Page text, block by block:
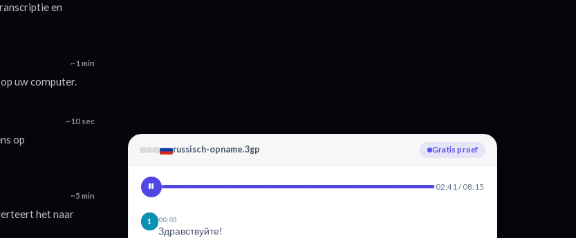
en
~1 min
uw computer.
~10 sec
op
~5 min
het naar
russisch-opname.3gp Uploaden
02:41 / 08:15
1 00:03
Здравствуйте!